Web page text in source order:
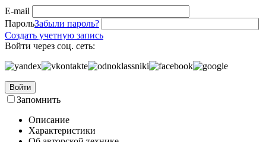
E-mail
ПарольЗабыли пароль?
Создать учетную запись
Войти через соц. сеть:
Войти
Запомнить
Описание
Характеристики